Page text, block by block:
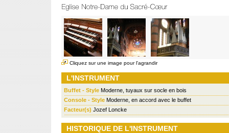
Cliquez sur une image pour l'agrandir
L'INSTRUMENT
Buffet - Style Moderne, tuyaux sur socle en bois
Console - Style Moderne, en accord avec le buffet
Facteur(s) Jozef Loncke
HISTORIQUE DE L'INSTRUMENT